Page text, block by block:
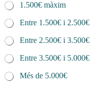
1.500€ màxim
Entre 1.500€ i 2.500€
Entre 2.500€ i 3.500€
Entre 3.500€ i 5.000€
Més de 5.000€